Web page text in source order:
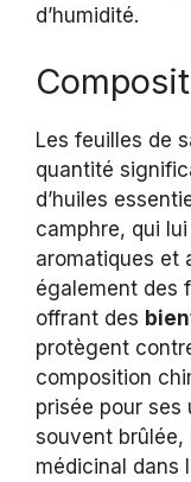
d’humidité.
Les feuilles de
quantité
d’huiles
camphre, qui
aromatiques et
également des
offrant des
protègent
composition
prisée pour ses
souvent brûlée,
médicinal dans